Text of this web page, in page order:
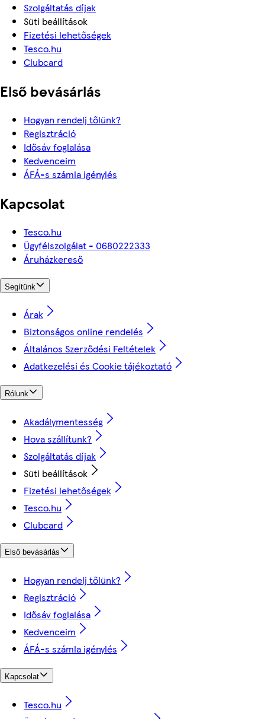
Szolgáltatás díjak
Süti beállítások
Fizetési lehetőségek
Tesco.hu
Clubcard
Első bevásárlás
Hogyan rendelj tőlünk?
Regisztráció
Idősáv foglalása
Kedvenceim
ÁFÁ-s számla igénylés
Kapcsolat
Tesco.hu
Ügyfélszolgálat - 0680222333
Áruházkereső
Segítünk
Árak
Biztonságos online rendelés
Általános Szerződési Feltételek
Adatkezelési és Cookie tájékoztató
Rólunk
Akadálymentesség
Hova szállítunk?
Szolgáltatás díjak
Süti beállítások
Fizetési lehetőségek
Tesco.hu
Clubcard
Első bevásárlás
Hogyan rendelj tőlünk?
Regisztráció
Idősáv foglalása
Kedvenceim
ÁFÁ-s számla igénylés
Kapcsolat
Tesco.hu